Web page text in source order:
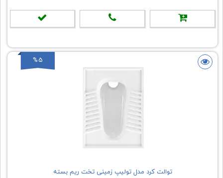
%5
توالت کرد مدل تولیپ زمینی تخت ریم بسته